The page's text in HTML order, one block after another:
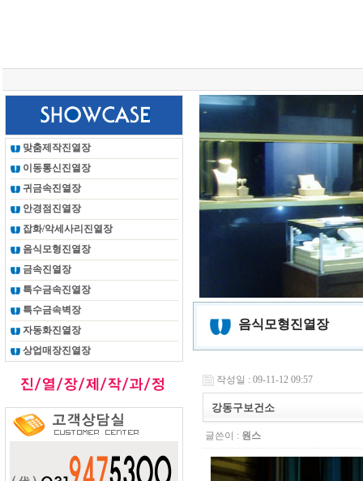
맞춤제작진열장
이동통신진열장
귀금속진열장
안경점진열장
잡화/악세사리진열장
음식모형진열장
금속진열장
특수금속진열장
특수금속벽장
자동화진열장
상업매장진열장
음식모형진열장
작성일 : 09-11-12 09:57
강동구보건소
글쓴이 : 원스